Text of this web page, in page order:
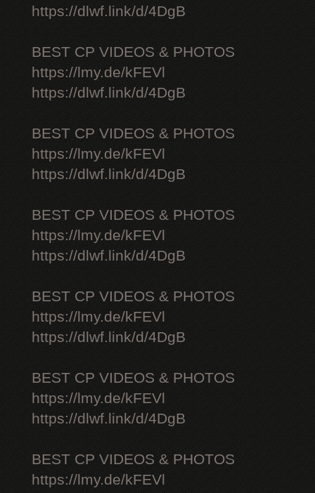
https://dlwf.link/d/4DgB
BEST CP VIDEOS & PHOTOS
https://lmy.de/kFEVl
https://dlwf.link/d/4DgB
BEST CP VIDEOS & PHOTOS
https://lmy.de/kFEVl
https://dlwf.link/d/4DgB
BEST CP VIDEOS & PHOTOS
https://lmy.de/kFEVl
https://dlwf.link/d/4DgB
BEST CP VIDEOS & PHOTOS
https://lmy.de/kFEVl
https://dlwf.link/d/4DgB
BEST CP VIDEOS & PHOTOS
https://lmy.de/kFEVl
https://dlwf.link/d/4DgB
BEST CP VIDEOS & PHOTOS
https://lmy.de/kFEVl